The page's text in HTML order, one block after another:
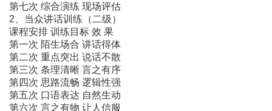
第七次 综合演练 现场评估
2、当众讲话训练（二级）
课程安排 训练目标 效 果
第一次 陌生场合 讲话得体
第二次 重点突出 说话不散
第三次 条理清晰 言之有序
第四次 思路流畅 逻辑性强
第五次 口语表达 自然生动
第六次 言之有物 让人信服